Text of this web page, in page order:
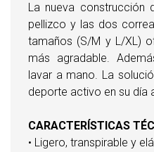
La nueva construcción
pellizco y las dos
tamaños (S/M y L/XL)
más agradable.
lavar a mano. La
deporte activo en su día
CARACTERÍSTICAS
• Ligero, transpirable y